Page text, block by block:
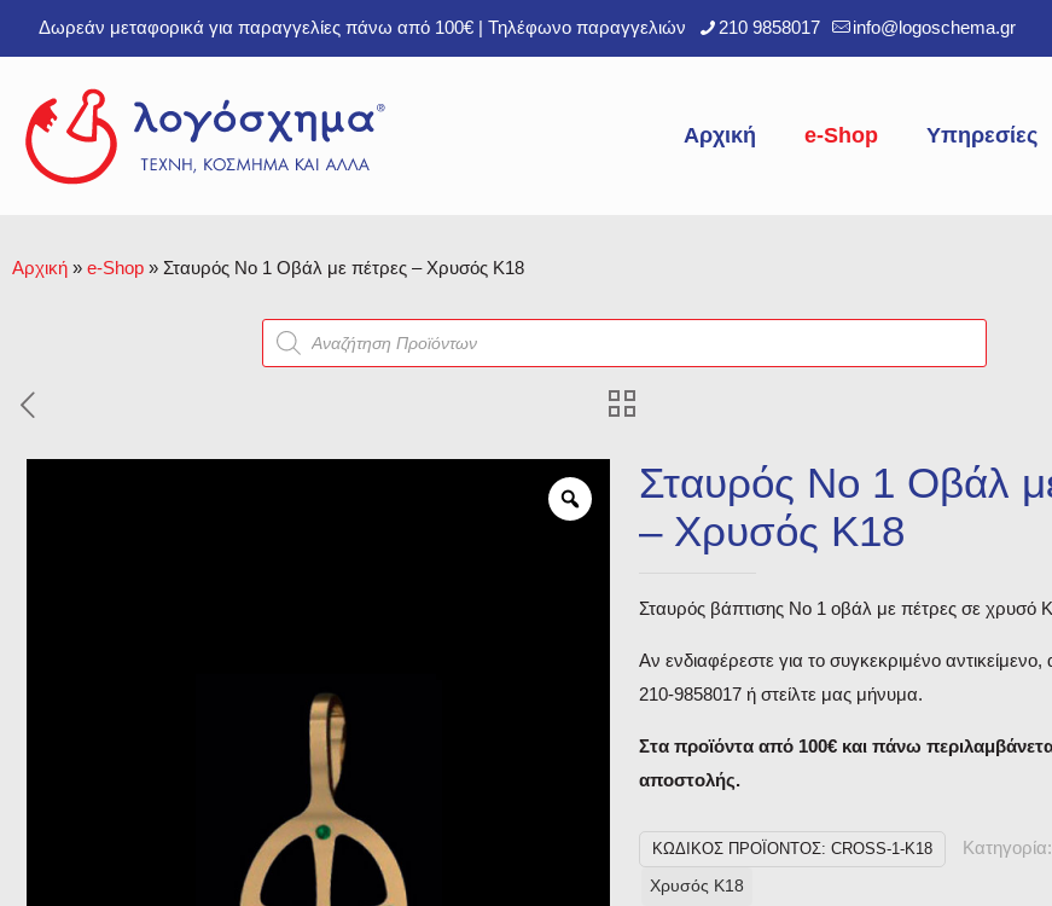
Δωρεάν μεταφορικά για παραγγελίες πάνω από 100€ | Τηλέφωνο παραγγελιών 210 9858017 info@logoschema.gr
Αρχική e-Shop Υπηρεσίες
Αρχική » e-Shop » Σταυρός Νο 1 Οβάλ με πέτρες – Χρυσός Κ18
Products
search
Σταυρός Νο 1 Οβάλ
– Χρυσός Κ18
Σταυρός βάπτισης Νο 1 οβάλ με πέτρες σε χρυσό
Αν ενδιαφέρεστε για το συγκεκριμένο αντικείμενο,
210-9858017 ή στείλτε μας μήνυμα.
Στα προϊόντα από 100€ και πάνω
αποστολής.
ΚΩΔΙΚΌΣ ΠΡΟΪΌΝΤΟΣ:CROSS-1-K18 Κατηγορία:
Χρυσός Κ18